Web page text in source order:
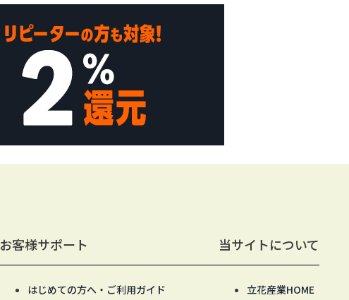
お客様サポート
はじめての方へ・ご利用ガイド
当サイトについて
立花産業HOME